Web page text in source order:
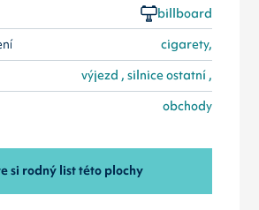
billboard
cigarety,
výjezd , silnice ostatní ,
obchody
si rodný list této plochy